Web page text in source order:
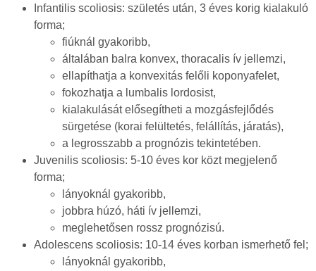
Infantilis scoliosis: születés után, 3 éves korig kialakuló
forma;
fiúknál gyakoribb,
általában balra konvex, thoracalis ív jellemzi,
ellapíthatja a konvexitás felőli koponyafelet,
fokozhatja a lumbalis lordosist,
kialakulását elősegítheti a mozgásfejlődés
sürgetése (korai felültetés, felállítás, járatás),
a legrosszabb a prognózis tekintetében.
Juvenilis scoliosis: 5-10 éves kor közt megjelenő
forma;
lányoknál gyakoribb,
jobbra húzó, háti ív jellemzi,
meglehetősen rossz prognózisú.
Adolescens scoliosis: 10-14 éves korban ismerhető fel;
lányoknál gyakoribb,